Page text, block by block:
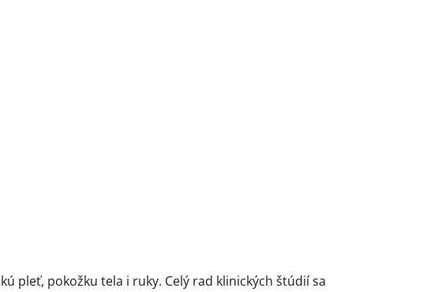
pleť, pokožku tela i ruky. Celý rad klinických štúdií sa